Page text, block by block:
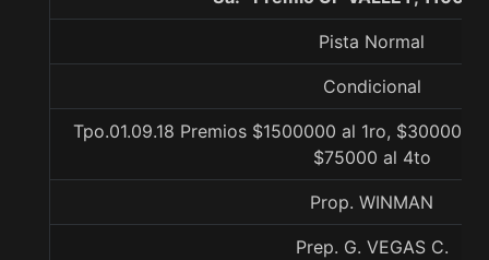
Pista Normal
Condicional
Tpo.01.09.18 Premios $1500000 al 1ro, $300000
$75000 al 4to
Prop. WINMAN
Prep. G. VEGAS C.